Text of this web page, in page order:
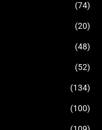
(74)
(20)
(48)
(52)
(134)
(100)